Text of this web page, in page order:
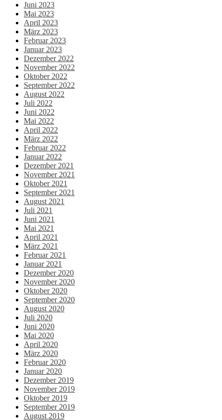
Juni 2023
Mai 2023
April 2023
März 2023
Februar 2023
Januar 2023
Dezember 2022
November 2022
Oktober 2022
September 2022
August 2022
Juli 2022
Juni 2022
Mai 2022
April 2022
März 2022
Februar 2022
Januar 2022
Dezember 2021
November 2021
Oktober 2021
September 2021
August 2021
Juli 2021
Juni 2021
Mai 2021
April 2021
März 2021
Februar 2021
Januar 2021
Dezember 2020
November 2020
Oktober 2020
September 2020
August 2020
Juli 2020
Juni 2020
Mai 2020
April 2020
März 2020
Februar 2020
Januar 2020
Dezember 2019
November 2019
Oktober 2019
September 2019
August 2019